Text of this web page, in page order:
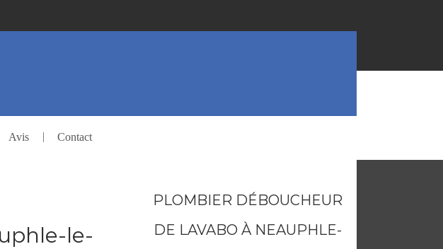
Avis Contact
le-
PLOMBIER DÉBOUCHEUR
DE LAVABO À NEAUPHLE-